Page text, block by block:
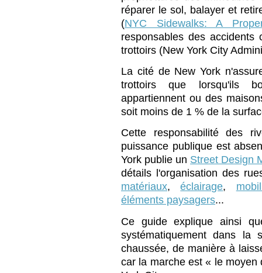
réparer le sol, balayer et
(NYC Sidewalks: A
responsables des
trottoirs (New York City
La cité de New York
trottoirs que lorsqu'ils
appartiennent ou des
soit moins de 1 % de la
Cette responsabilité des
puissance publique est
York publie un Street Design
détails l'organisation des
matériaux,éclairage,
éléments paysagers...
Ce guide explique ainsi
systématiquement dans
chaussée, de manière à
car la marche est « le